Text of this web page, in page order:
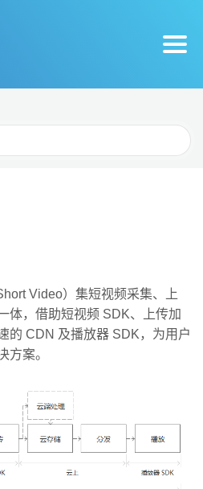
Video）集短视频采集、上
体，借助短视频 SDK、上传加
的 CDN 及播放器 SDK，为用户
方案。